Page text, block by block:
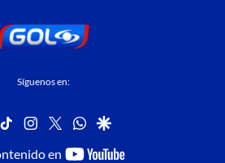
Síguenos en:
tiktok instagram
twitterwhatsapp
google
en
youtube-